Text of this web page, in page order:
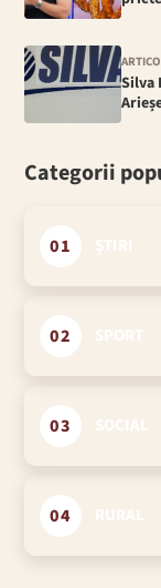
Silva
Categorii
01
02
03
04